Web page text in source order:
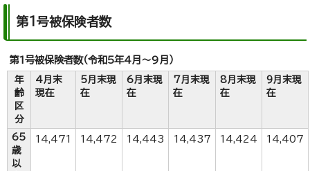
第1号被保険者数
第1号被保険者数（令和5年4月～9月）
年
齢
区
分
4月末
現在
5月末現
在
6月末現
在
7月末現
在
8月末現
在
9月末現
在
65
歳
以
14,471 14,472 14,443 14,437 14,424 14,407